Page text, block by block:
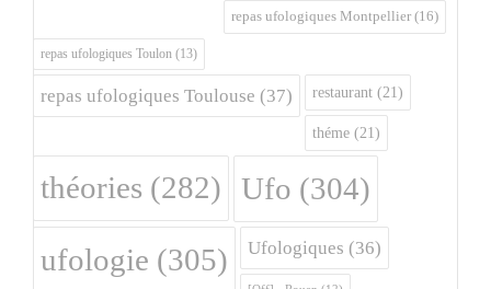
repas ufologiques Montpellier (16)
repas ufologiques Toulon (13)
repas ufologiques Toulouse (37) restaurant (21)
théme (21)
théories (282) Ufo (304)
ufologie (305) Ufologiques (36)